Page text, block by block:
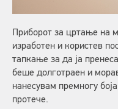
Приборот за цртање на
изработен и користев
тапкање за да ја
беше долготраен и
нанесувам премногу
протече.